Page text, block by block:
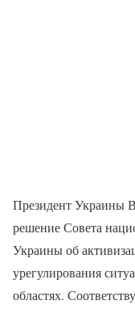
Президент Украины
решение Совета
Украины об
урегулирования
областях.